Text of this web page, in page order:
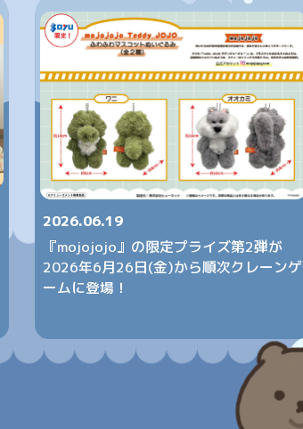
2026.06.19
『mojojojo』の限定プライズ第2弾が
2026年6月26日(金)から順次クレーンゲ
ームに登場！